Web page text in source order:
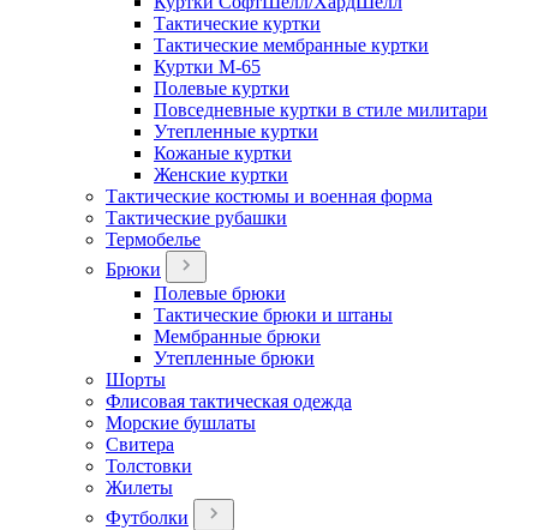
Тактические куртки
Тактические мембранные куртки
Куртки М-65
Полевые куртки
Повседневные куртки в стиле милитари
Утепленные куртки
Кожаные куртки
Женские куртки
Тактические костюмы и военная форма
Тактические рубашки
Термобелье
Брюки
Полевые брюки
Тактические брюки и штаны
Мембранные брюки
Утепленные брюки
Шорты
Флисовая тактическая одежда
Морские бушлаты
Свитера
Толстовки
Жилеты
Футболки